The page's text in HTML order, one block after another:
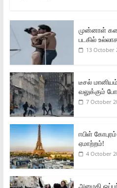
முன்னாள்
படகில்
13 October
டீசல் மானியம்
வலுக்கும்
7 October
ஈபிள்
ஏமாற்றம்!
4 October
அமைதி